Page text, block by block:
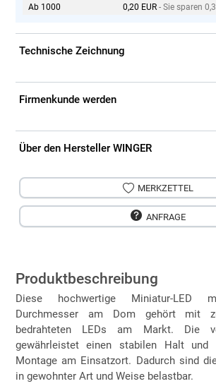
Ab 1000
0,20 EUR - Sie sparen
Technische Zeichnung
Firmenkunde werden
Über den Hersteller WINGER
MERKZETTEL
ANFRAGE
Produktbeschreibung
Diese hochwertige Miniatur-LED
Durchmesser am Dom gehört mit
bedrahteten LEDs am Markt. Die
gewährleistet einen stabilen Halt und
Montage am Einsatzort. Dadurch sind
in gewohnter Art und Weise belastbar.